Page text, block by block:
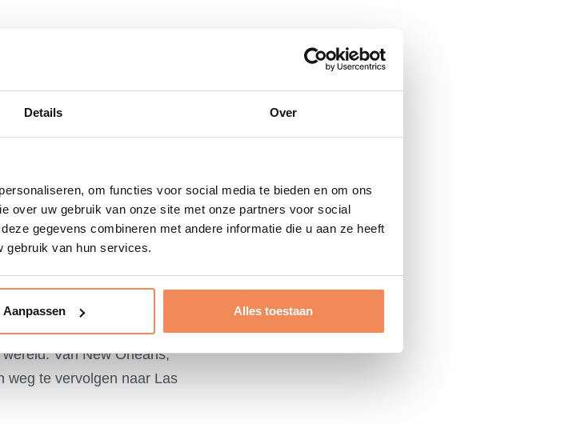
Details Over
om functies voor social media te bieden en om ons
over uw gebruik van onze site met onze partners voor social
gegevens combineren met andere informatie die u aan ze heeft
gebruik van hun services.
Aanpassen Alles toestaan
Van New Orleans,
weg te vervolgen naar Las